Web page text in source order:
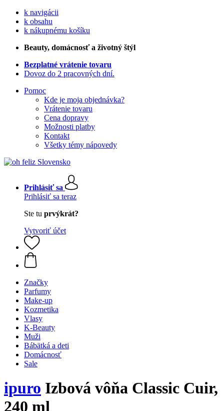
k navigácii
k obsahu
k nákupnému košíku
Beauty, domácnosť a životný štýl
Bezplatné vrátenie tovaru
Dovoz do 2 pracovných dní.
Pomoc
Kde je moja objednávka?
Vrátenie tovaru
Cena dopravy
Možnosti platby
Kontakt
Všetky témy nápovedy
Prihlásiť sa
Prihlásiť sa teraz
Ste tu prvýkrát?
Vytvoriť účet
Značky
Parfumy
Make-up
Kozmetika
Vlasy
K-Beauty
Muži
Bábätká a deti
Domácnosť
Sale
ipuro Izbová vôňa Classic Cuir,
240 ml